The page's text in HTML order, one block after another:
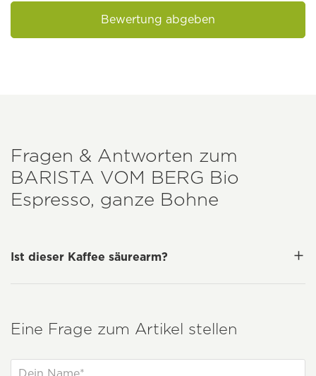
Bewertung abgeben
Fragen & Antworten zum
BARISTA VOM BERG Bio
Espresso, ganze Bohne
Ist dieser Kaffee säurearm?
Eine Frage zum Artikel stellen